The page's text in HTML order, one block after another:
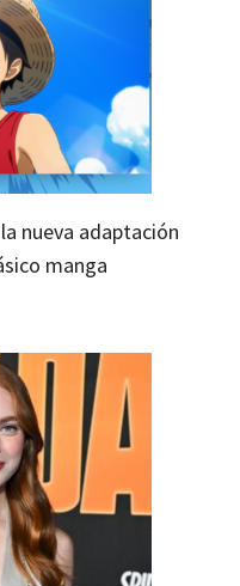
nueva adaptación
manga